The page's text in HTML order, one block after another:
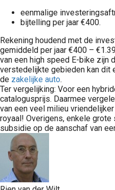
eenmalige
bijtelling per jaar €400.
Rekening houdend met de
gemiddeld per jaar €400 –
van een high speed E-bike zijn
verstedelijkte gebieden kan dit
de zakelijke auto.
Ter vergelijking: Voor een
catalogusprijs. Daarmee
van een veel milieu
royaal! Overigens, enkele
subsidie op de aanschaf van